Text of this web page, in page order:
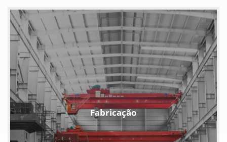
Fabricação